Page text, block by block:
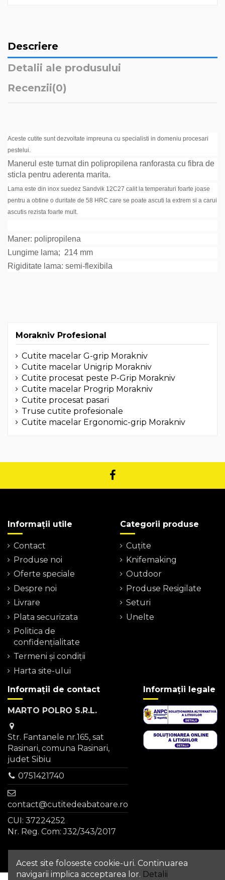
Descriere
Detalii ale produsului
Recenzii(0)
Aceste cutite sunt dezvoltate impreuna cu specialisti in domeniu procesari
pestelui.
Manerul este turnat din polipropilena ranforasta cu fibra de
sticla pentru aderenta marita.
Lama este din inox suedez Sandvik 12C27 calit la temperaturi foarte joase
pentru a obtine o duritate de 58 HRC care se poate ascuti la extrem si a carui
ascutis rezista foarte mult.
Maner: polipropilena
Lungime lama; 214 mm
Rigiditate lama: semi-flexibila
Morakniv Profesional
Cutite macelar G-grip Morakniv
Cutite macelar Unigrip Morakniv
Cutite procesat peste P-Grip Morakniv
Cutite macelar Progrip Morakniv
Cutite procesat pasari
Truse cutite profesionale
Cutite macelar Ergonomic-grip Morakniv
Informații utile
Contact
Produse noi
Oferte speciale
Despre noi
Livrare
Plata securizata
Politica de
confidențialitate
Termeni şi condiţii
Harta site-ului
Categorii produse
Cuțite
Knifemaking
Outdoor
Produse Resigilate
Seturi
Unelte
Informații de contact
MARTO POLRO S.R.L.
Str. Fantanele nr.165, sat
Rasinari, comuna Rasinari,
judet Sibiu
0751421740
contact@cutitedeabatoare.ro
CUI: 37224252
Nr. Reg. Com: J32/343/2017
Informații legale
Acest site foloseste cookie-uri. Continuarea
navigarii implica acceptarea lor. Detalii